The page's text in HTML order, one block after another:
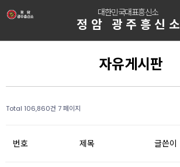
대한민국대표흥신소
정암 광주흥신소
자유게시판
Total 106,860건 7 페이지
번호 제목 글쓴이